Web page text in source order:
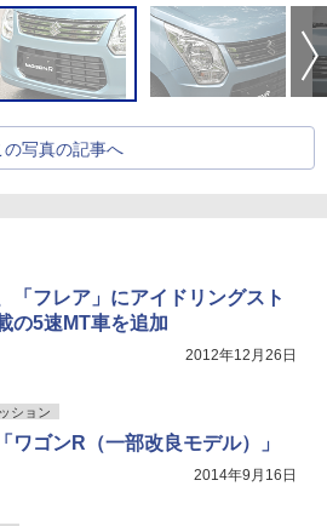
の写真の記事へ
「フレア」にアイドリングスト
の5速MT車を追加
2012年12月26日
ション
ワゴンR（一部改良モデル）」
2014年9月16日